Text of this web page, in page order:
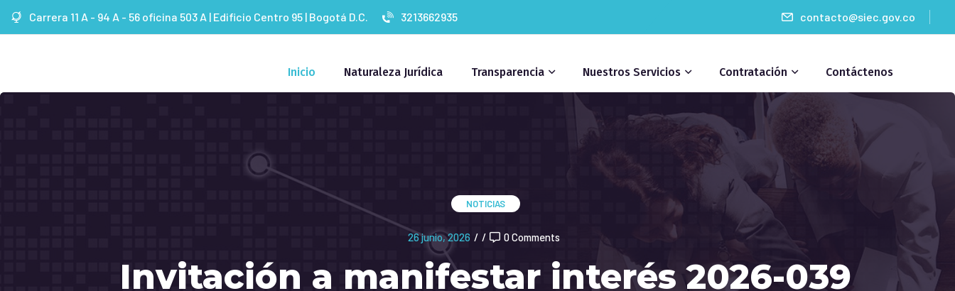
Carrera 11 A - 94 A - 56 oficina 503 A | Edificio Centro 95 | Bogotá D.C. 3213662935 contacto@siec.gov.co
Inicio Naturaleza Jurídica Transparencia Nuestros Servicios Contratación Contáctenos
NOTICIAS
26 junio, 2026 / / 0 Comments
Invitación a manifestar interés 2026-039